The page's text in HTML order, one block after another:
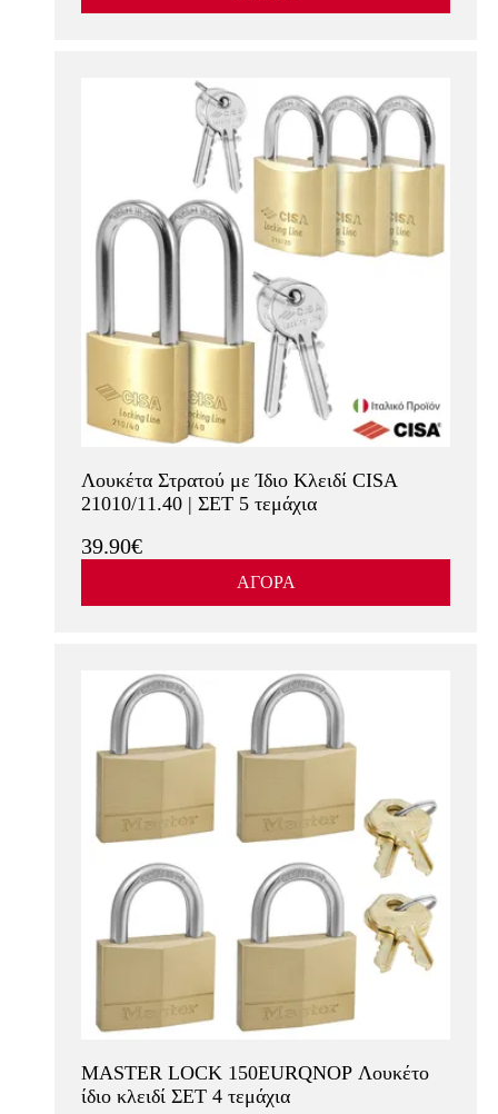
Λουκέτα Στρατού με Ίδιο Κλειδί CISA
21010/11.40 | ΣΕΤ 5 τεμάχια
39.90€
ΑΓΟΡΑ
MASTER LOCK 150EURQNOP Λουκέτο
ίδιο κλειδί ΣΕΤ 4 τεμάχια